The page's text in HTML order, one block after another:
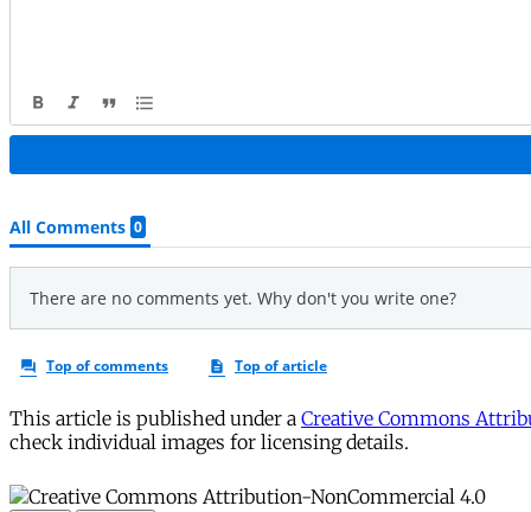
This article is published under a Creative Commons
check individual images for licensing details.